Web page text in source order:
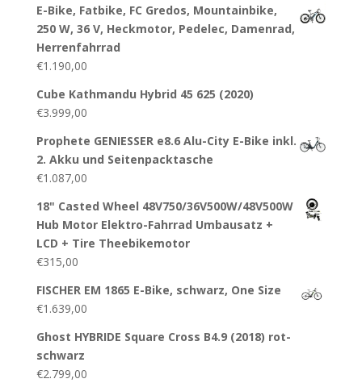
E-Bike, Fatbike, FC Gredos, Mountainbike,
250 W, 36 V, Heckmotor, Pedelec, Damenrad,
Herrenfahrrad
€1.190,00
Cube Kathmandu Hybrid 45 625 (2020)
€3.999,00
Prophete GENIESSER e8.6 Alu-City E-Bike inkl.
2. Akku und Seitenpacktasche
€1.087,00
18" Casted Wheel 48V750/36V500W/48V500W
Hub Motor Elektro-Fahrrad Umbausatz +
LCD + Tire Theebikemotor
€315,00
FISCHER EM 1865 E-Bike, schwarz, One Size
€1.639,00
Ghost HYBRIDE Square Cross B4.9 (2018) rot-
schwarz
€2.799,00